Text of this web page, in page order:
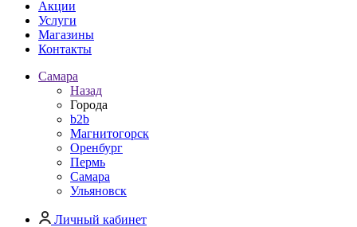
Акции
Услуги
Магазины
Контакты
Самара
Назад
Города
b2b
Магнитогорск
Оренбург
Пермь
Самара
Ульяновск
Личный кабинет